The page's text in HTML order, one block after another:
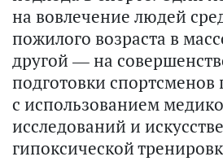
на вовлечение людей
пожилого возраста в
другой — на
подготовки спортсменов
с использованием
исследований и
гипоксической